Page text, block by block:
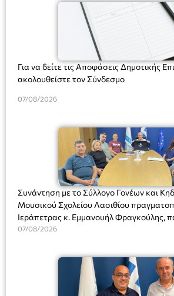
Για να δείτε τις Αποφάσεις Δημοτικής
ακολουθείστε τον Σύνδεσμο
07/08/2026
Συνάντηση με το Σύλλογο Γονέων και
Μουσικού Σχολείου Λασιθίου
Ιεράπετρας κ. Εμμανουήλ Φραγκούλης,
Διευθύντριας του σχολείου κας
07/08/2026